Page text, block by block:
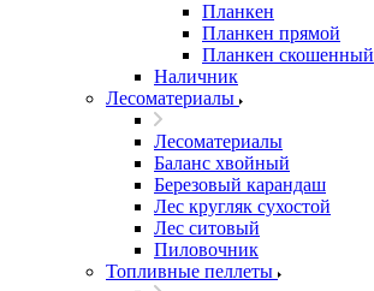
Планкен
Планкен прямой
Планкен скошенный
Наличник
Лесоматериалы
Лесоматериалы
Баланс хвойный
Березовый карандаш
Лес кругляк сухостой
Лес ситовый
Пиловочник
Топливные пеллеты